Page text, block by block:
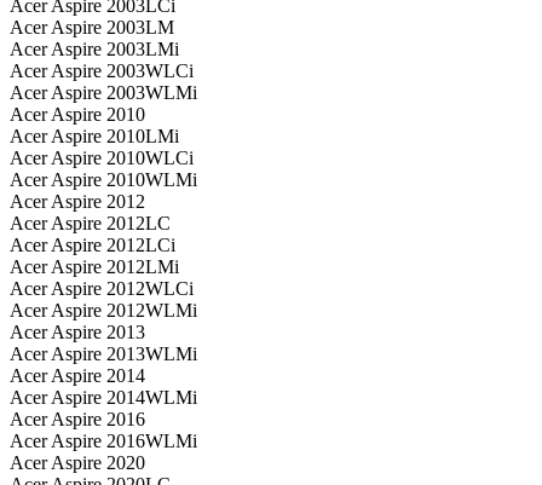
Acer Aspire 2003LCi
Acer Aspire 2003LM
Acer Aspire 2003LMi
Acer Aspire 2003WLCi
Acer Aspire 2003WLMi
Acer Aspire 2010
Acer Aspire 2010LMi
Acer Aspire 2010WLCi
Acer Aspire 2010WLMi
Acer Aspire 2012
Acer Aspire 2012LC
Acer Aspire 2012LCi
Acer Aspire 2012LMi
Acer Aspire 2012WLCi
Acer Aspire 2012WLMi
Acer Aspire 2013
Acer Aspire 2013WLMi
Acer Aspire 2014
Acer Aspire 2014WLMi
Acer Aspire 2016
Acer Aspire 2016WLMi
Acer Aspire 2020